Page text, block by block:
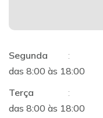
Segunda
:
das 8:00 às 18:00
Terça
:
das 8:00 às 18:00